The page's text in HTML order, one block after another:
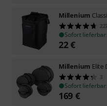
Millenium
Sofort lieferbar
22€
Millenium Elite
3
Sofort lieferbar
169 €